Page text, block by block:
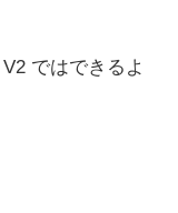
ではできるよ